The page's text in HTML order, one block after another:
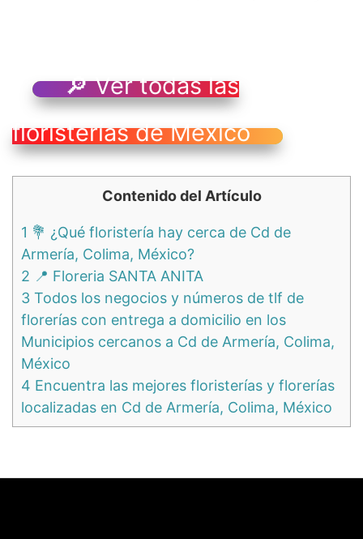
🔎 Ver todas las
floristerías de México
Contenido del Artículo
1 💐 ¿Qué floristería hay cerca de Cd de
Armería, Colima, México?
2 📍 Floreria SANTA ANITA
3 Todos los negocios y números de tlf de
florerías con entrega a domicilio en los
Municipios cercanos a Cd de Armería, Colima,
México
4 Encuentra las mejores floristerías y florerías
localizadas en Cd de Armería, Colima, México